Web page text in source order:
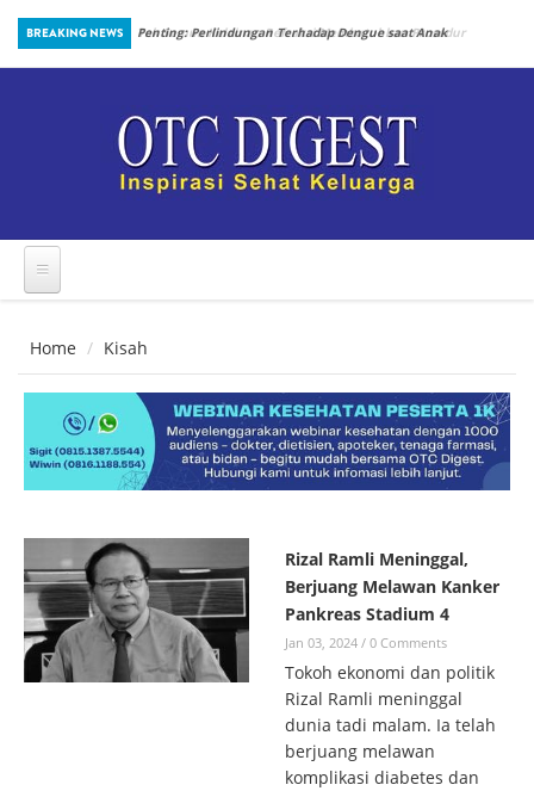
Skip to main content
BREAKING NEWS
Prosedur
Penting: Perlindungan Terhadap Dengue saat Anak
Home Kisah
Rizal Ramli Meninggal,
Berjuang Melawan Kanker
Pankreas Stadium 4
Jan 03, 2024 / 0 Comments
Tokoh ekonomi dan politik
Rizal Ramli meninggal
dunia tadi malam. Ia telah
berjuang melawan
komplikasi diabetes dan